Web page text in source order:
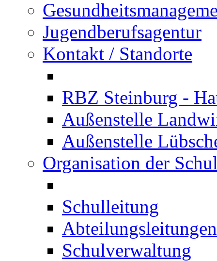
Jugendberufsagentur
Kontakt / Standorte
RBZ Steinburg -
Außenstelle
Außenstelle
Organisation der
Schulleitung
Abteilungsleitungen
Schulverwaltung